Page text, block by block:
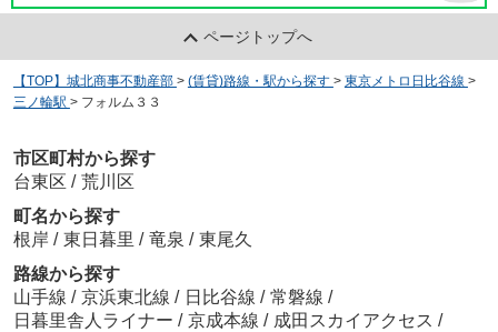
ページトップへ
【TOP】城北商事不動産部 > (賃貸)路線・駅から探す > 東京メトロ日比谷線 >
三ノ輪駅 > フォルム３３
市区町村から探す
台東区 / 荒川区
町名から探す
根岸 / 東日暮里 / 竜泉 / 東尾久
路線から探す
山手線 / 京浜東北線 / 日比谷線 / 常磐線 /
日暮里舎人ライナー / 京成本線 / 成田スカイアクセス /